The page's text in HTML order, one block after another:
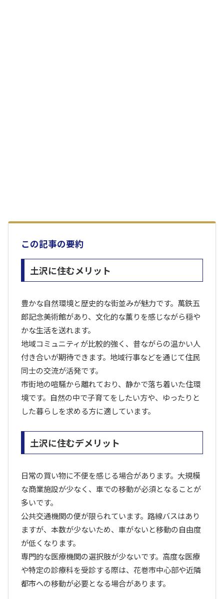
この記事の要約
土沢に住むメリット
豊かな自然環境と歴史的な街並みが魅力です。萬鉄五
郎記念美術館があり、文化的な薫りを感じながら穏や
かな生活を送れます。
地域コミュニティが比較的強く、昔ながらの温かい人
付き合いが期待できます。地域行事などを通じて住民
同士の交流が活発です。
市街地の喧騒から離れており、静かで落ち着いた住環
境です。自然の中で子育てをしたい方や、ゆったりと
した暮らしを求める方に適しています。
土沢に住むデメリット
日常の買い物に不便を感じる場合があります。大規模
な商業施設が少なく、車での移動が必須となることが
多いです。
公共交通機関の便が限られています。路線バスはあり
ますが、本数が少ないため、車がないと移動の自由度
が低くなります。
専門的な医療機関の選択肢が少ないです。高度な医療
や特定の診療科を受診する際は、花巻市中心部や近隣
都市への移動が必要となる場合があります。